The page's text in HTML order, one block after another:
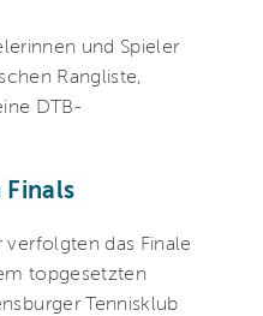
und Spieler
Rangliste,
DTB-
Finals
verfolgten das Finale
topgesetzten
Tennisklub